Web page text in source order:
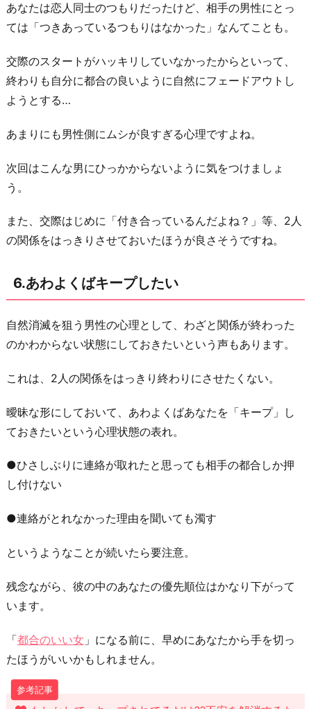
あなたは恋人同士のつもりだったけど、相手の男性にとっ
ては「つきあっているつもりはなかった」なんてことも。
交際のスタートがハッキリしていなかったからといって、
終わりも自分に都合の良いように自然にフェードアウトし
ようとする…
あまりにも男性側にムシが良すぎる心理ですよね。
次回はこんな男にひっかからないように気をつけましょ
う。
また、交際はじめに「付き合っているんだよね？」等、2人
の関係をはっきりさせておいたほうが良さそうですね。
6.あわよくばキープしたい
自然消滅を狙う男性の心理として、わざと関係が終わった
のかわからない状態にしておきたいという声もあります。
これは、2人の関係をはっきり終わりにさせたくない。
曖昧な形にしておいて、あわよくばあなたを「キープ」し
ておきたいという心理状態の表れ。
●ひさしぶりに連絡が取れたと思っても相手の都合しか押
し付けない
●連絡がとれなかった理由を聞いても濁す
というようなことが続いたら要注意。
残念ながら、彼の中のあなたの優先順位はかなり下がって
います。
「都合のいい女 」になる前に、早めにあなたから手を切っ
たほうがいいかもしれません。